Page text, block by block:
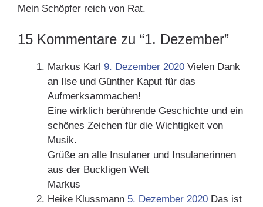
Mein Schöpfer reich von Rat.
15 Kommentare zu “1. Dezember”
Markus Karl 9. Dezember 2020 Vielen Dank
an Ilse und Günther Kaput für das
Aufmerksammachen!
Eine wirklich berührende Geschichte und ein
schönes Zeichen für die Wichtigkeit von
Musik.
Grüße an alle Insulaner und Insulanerinnen
aus der Buckligen Welt
Markus
Heike Klussmann 5. Dezember 2020 Das ist